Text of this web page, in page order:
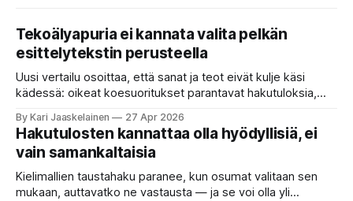
Tekoälyapuria ei kannata valita pelkän
esittelytekstin perusteella
Uusi vertailu osoittaa, että sanat ja teot eivät kulje käsi
kädessä: oikeat koesuoritukset parantavat hakutuloksia,
etsimässä verkosta apuria, joka hoitaisi puolestasi arjen
askareita: täyttäisi lomakkeen, järjestäisi matkasuunnitelman
tai seulisi pitkän asiakirjakasan ydinkohdat. Vastassa on
valikoima, joka muistuttaa sovelluskauppaa steroideilla.
Jokainen ”tekoälyagentti” lupaa paljon
By Kari Jaaskelainen 27 Apr 2026
Hakutulosten kannattaa olla hyödyllisiä, ei
vain samankaltaisia
Kielimallien taustahaku paranee, kun osumat valitaan sen
mukaan, auttavatko ne vastausta — ja se voi olla yli